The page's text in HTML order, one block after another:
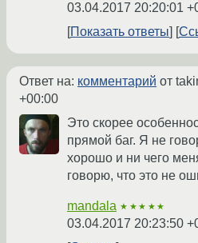
03.04.2017 20:20:01
Показать ответы
Ответ на: комментарий от
+00:00
Это скорее
прямой баг. Я не
хорошо и ни чего
говорю, что это не
mandala ★★★★★
03.04.2017 20:23:50